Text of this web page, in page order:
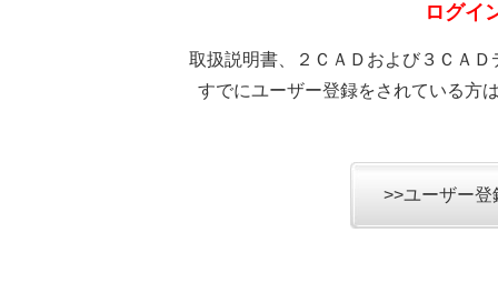
ログイ
取扱説明書、２ＣＡＤおよび３ＣＡ
すでにユーザー登録をされている方
>>ユーザー